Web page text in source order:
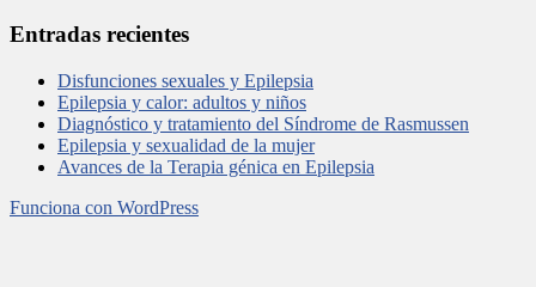
Entradas recientes
Disfunciones sexuales y Epilepsia
Epilepsia y calor: adultos y niños
Diagnóstico y tratamiento del Síndrome de Rasmussen
Epilepsia y sexualidad de la mujer
Avances de la Terapia génica en Epilepsia
Funciona con WordPress